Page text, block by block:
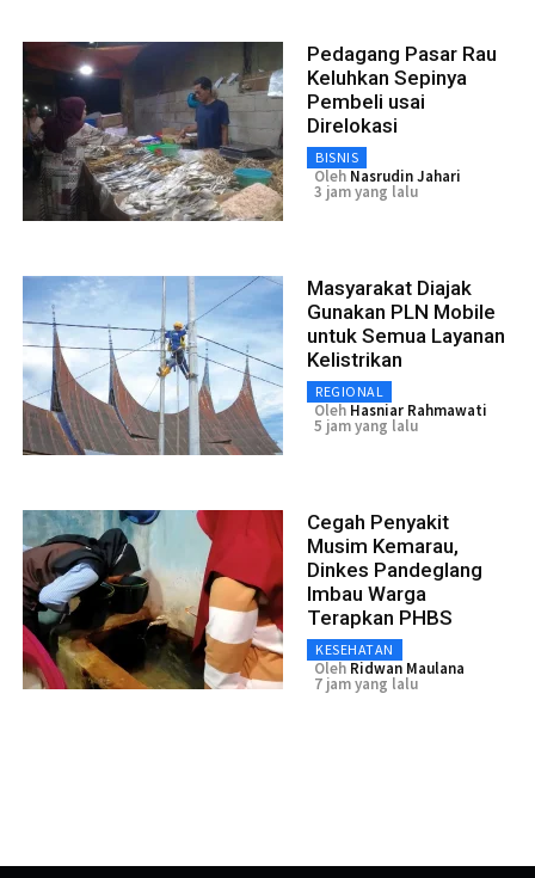
Pedagang Pasar Rau
Keluhkan Sepinya
Pembeli usai
Direlokasi
BISNIS
Oleh Nasrudin Jahari
3 jam yang lalu
Masyarakat Diajak
Gunakan PLN Mobile
untuk Semua Layanan
Kelistrikan
REGIONAL
Oleh Hasniar Rahmawati
5 jam yang lalu
Cegah Penyakit
Musim Kemarau,
Dinkes Pandeglang
Imbau Warga
Terapkan PHBS
KESEHATAN
Oleh Ridwan Maulana
7 jam yang lalu